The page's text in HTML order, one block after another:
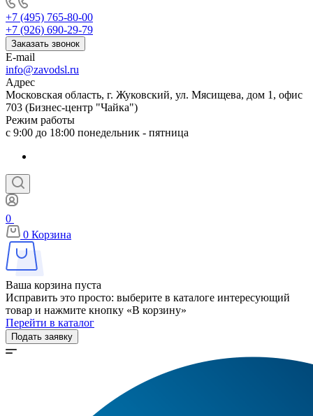
+7 (495) 765-80-00
+7 (926) 690-29-79
Заказать звонок
E-mail
info@zavodsl.ru
Адрес
Московская область, г. Жуковский, ул. Мясищева, дом 1, офис
703 (Бизнес-центр "Чайка")
Режим работы
с 9:00 до 18:00 понедельник - пятница
0
0 Корзина
Ваша корзина пуста
Исправить это просто: выберите в каталоге интересующий
товар и нажмите кнопку «В корзину»
Перейти в каталог
Подать заявку